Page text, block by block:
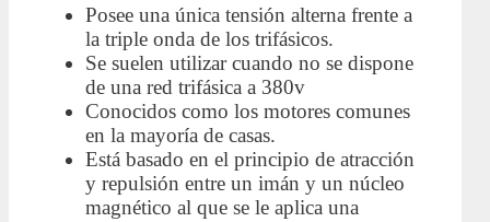
Posee una única tensión alterna frente a
la triple onda de los trifásicos.
Se suelen utilizar cuando no se dispone
de una red trifásica a 380v
Conocidos como los motores comunes
en la mayoría de casas.
Está basado en el principio de atracción
y repulsión entre un imán y un núcleo
magnético al que se le aplica una